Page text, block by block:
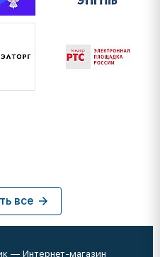
все
— Интернет-магазин